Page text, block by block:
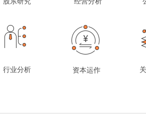
行业分析 资本运作